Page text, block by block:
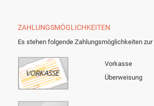
ZAHLUNGSMÖGLICHKEITEN
Es stehen folgende Zahlungsmöglichkeiten zur
Vorkasse
Überweisung